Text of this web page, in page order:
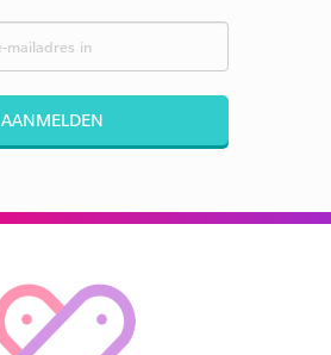
AANMELDEN